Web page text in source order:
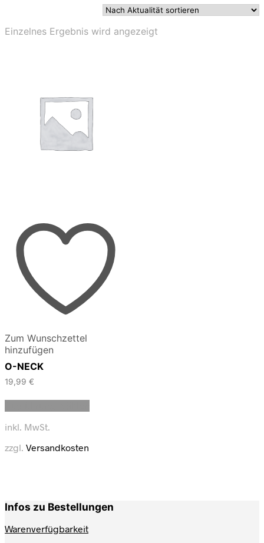
Einzelnes Ergebnis wird angezeigt
Zum Wunschzettel
hinzufügen
O-NECK
19,99 €
der
inkl. MwSt.
zzgl. Versandkosten
Infos zu Bestellungen
Warenverfügbarkeit